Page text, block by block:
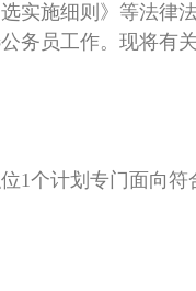
实施细则》等法律
务员工作。现将有
1个计划专门面向